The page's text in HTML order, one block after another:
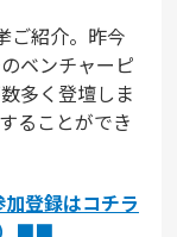
ご紹介。昨今
ベンチャーピ
多く登壇しま
ることができ
登録はコチラ